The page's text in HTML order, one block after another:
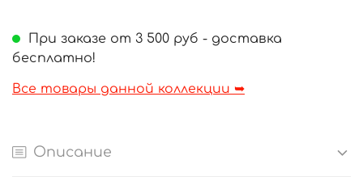
При заказе от 3 500 руб - доставка
бесплатно!
Все товары данной коллекции ➥
Описание